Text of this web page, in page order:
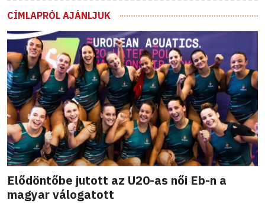
CÍMLAPRÓL AJÁNLJUK
Elődöntőbe jutott az U20-as női Eb-n a
magyar válogatott